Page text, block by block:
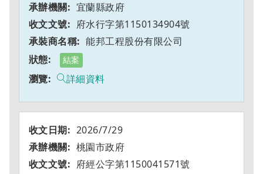
宜蘭縣政府
府水行字第1150134904號
能邦工程股份有限公司
結案
詳細資料
2026/7/29
桃園市政府
府經公字第1150041571號